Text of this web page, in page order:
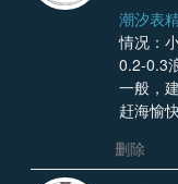
潮汐表
情况：
0.2-0.3
一般，
赶海愉
删除